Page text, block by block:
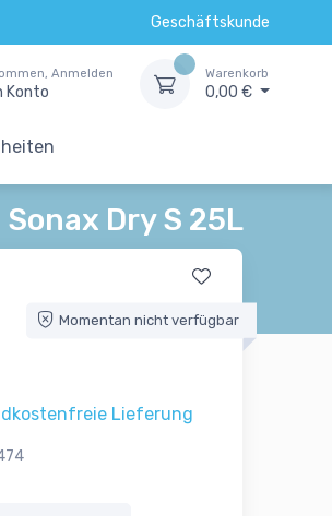
Geschäftskunde
Anmelden
Konto
Warenkorb
0,00 €
Sonax Dry S 25L
Momentan nicht verfügbar
Lieferung